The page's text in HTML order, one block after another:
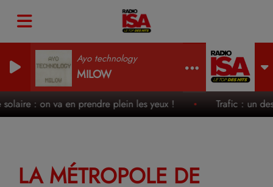
Ayo technology
MILOW
: on va en prendre plein les yeux ! Trafic : un des
LA MÉTROPOLE DE